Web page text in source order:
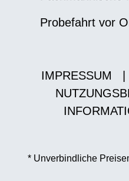
Probefahrt vor
IMPRESSUM
* Unverbindliche